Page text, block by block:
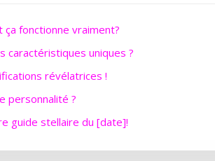
fonctionne vraiment?
caractéristiques uniques ?
révélatrices !
personnalité ?
guide stellaire du [date]!